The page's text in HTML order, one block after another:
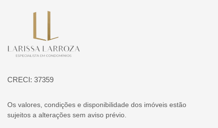
CRECI: 37359
Os valores, condições e disponibilidade dos imóveis estão
sujeitos a alterações sem aviso prévio.